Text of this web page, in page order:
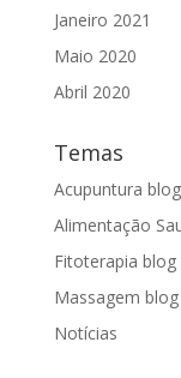
Janeiro 2021
Maio 2020
Abril 2020
Temas
Acupuntura blog
Alimentação
Fitoterapia blog
Massagem blog
Notícias